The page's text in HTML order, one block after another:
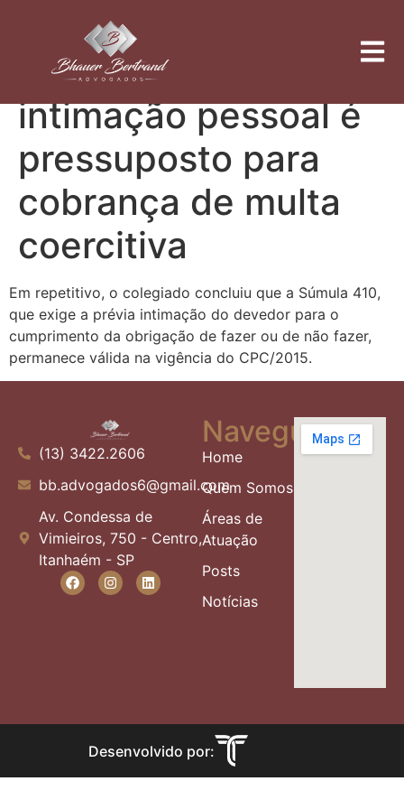
Corte Especial
define que prévia
intimação pessoal é
pressuposto para
cobrança de multa
coercitiva
Em repetitivo, o colegiado concluiu que a Súmula 410,
que exige a prévia intimação do devedor para o
cumprimento da obrigação de fazer ou de não fazer,
permanece válida na vigência do CPC/2015.
(13) 3422.2606
bb.advogados6@gmail.com
Av. Condessa de
Vimieiros, 750 - Centro,
Itanhaém - SP
Navegue
Home
Quem Somos
Áreas de
Atuação
Posts
Notícias
Desenvolvido por: